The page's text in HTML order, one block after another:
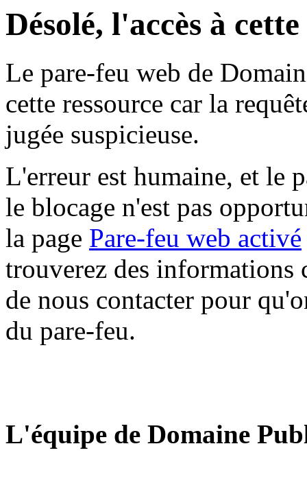
Désolé, l'accès à
Le pare-feu web de
cette ressource car la
jugée suspicieuse.
L'erreur est humaine, et le
le blocage n'est pas
la page Pare-feu web activé
trouverez des informations
de nous contacter pour
du pare-feu.
L'équipe de Domaine